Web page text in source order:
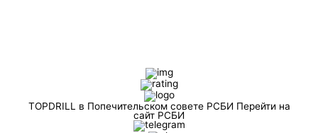
TOPDRILL в Попечительском совете РСБИ Перейти на
сайт РСБИ